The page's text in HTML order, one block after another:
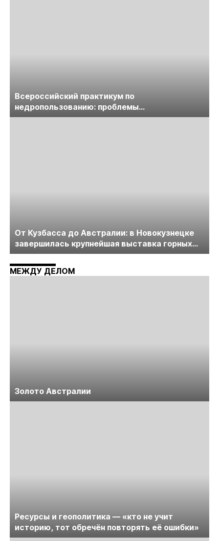
Всероссийский практикум по
недропользованию: проблемы
лицензирования, цифровизации, экспертизы
От Кузбасса до Австралии: в Новокузнецке
завершилась крупнейшая выставка горных
технологий «Недра России. Уголь России и
Майнинг»
МЕЖДУ ДЕЛОМ
Золото Австралии
Ресурсы и геополитика — «кто не учит
историю, тот обречён повторять её ошибки»